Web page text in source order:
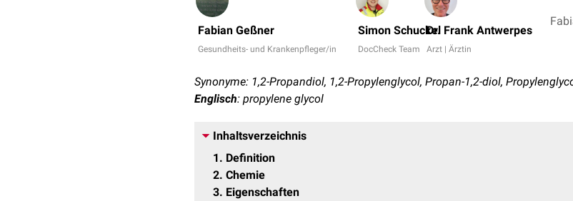
Fabian Geßner
Gesundheits- und Krankenpfleger/in
Simon Schuckel
DocCheck Team
Dr. Frank Antwerpes
Arzt | Ärztin
Synonyme: 1,2-Propandiol, 1,2-Propylenglycol, Propan-1,2-diol,
Englisch: propylene glycol
Inhaltsverzeichnis
1
Definition
2 Chemie
3 Eigenschaften